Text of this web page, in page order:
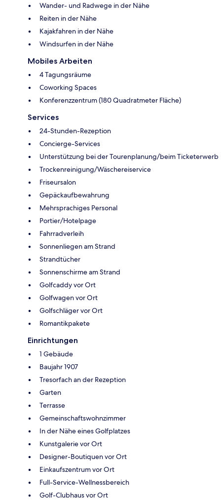
Wander- und Radwege in der Nähe
Reiten in der Nähe
Kajakfahren in der Nähe
Windsurfen in der Nähe
Mobiles Arbeiten
4 Tagungsräume
Coworking Spaces
Konferenzzentrum (180 Quadratmeter Fläche)
Services
24-Stunden-Rezeption
Concierge-Services
Unterstützung bei der Tourenplanung/beim Ticketerwerb
Trockenreinigung/Wäschereiservice
Friseursalon
Gepäckaufbewahrung
Mehrsprachiges Personal
Portier/Hotelpage
Fahrradverleih
Sonnenliegen am Strand
Strandtücher
Sonnenschirme am Strand
Golfcaddy vor Ort
Golfwagen vor Ort
Golfschläger vor Ort
Romantikpakete
Einrichtungen
1 Gebäude
Baujahr 1907
Tresorfach an der Rezeption
Garten
Terrasse
Gemeinschaftswohnzimmer
In der Nähe eines Golfplatzes
Kunstgalerie vor Ort
Designer-Boutiquen vor Ort
Einkaufszentrum vor Ort
Full-Service-Wellnessbereich
Golf-Clubhaus vor Ort